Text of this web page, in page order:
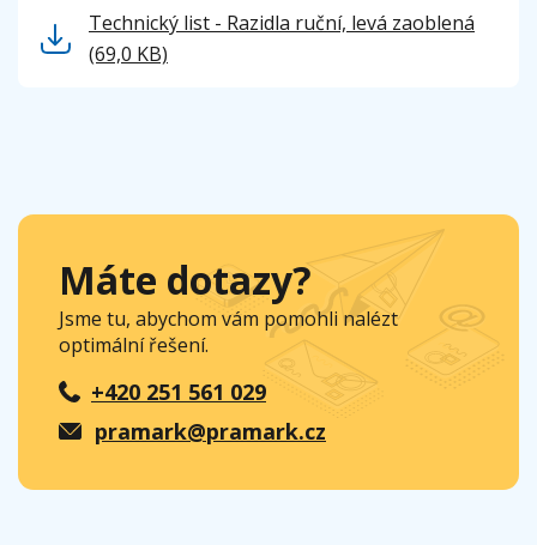
Technický list - Razidla ruční, levá zaoblená
(69,0 KB)
Máte dotazy?
Jsme tu, abychom vám pomohli nalézt
optimální řešení.
+420 251 561 029
pramark@pramark.cz